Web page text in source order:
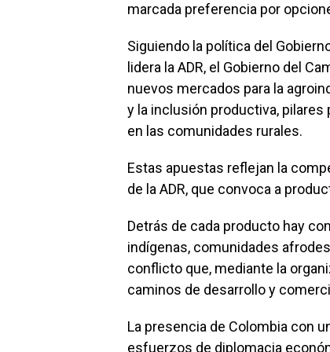
marcada preferencia por
Siguiendo la política del
lidera la ADR, el Gobierno del
nuevos mercados para la
y la inclusión productiva,
en las comunidades rurales.
Estas apuestas reflejan la
de la ADR, que convoca a
Detrás de cada producto hay
indígenas, comunidades
conflicto que, mediante la
caminos de desarrollo y
La presencia de Colombia con
esfuerzos de diplomacia